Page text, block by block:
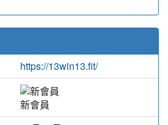
https://13win13.fit/
新會員